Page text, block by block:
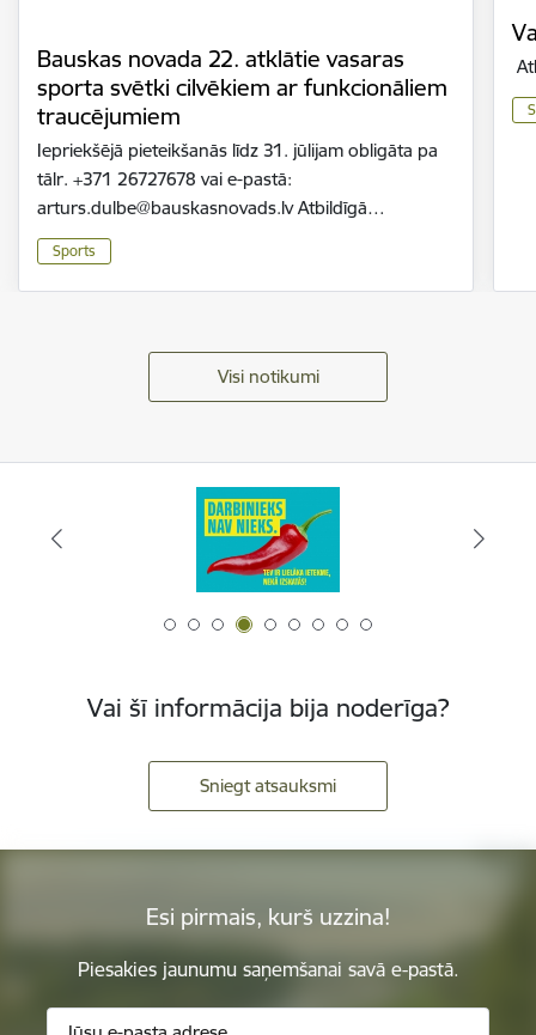
Bauskas novada 22. atklātie vasaras
sporta svētki cilvēkiem ar funkcionāliem
traucējumiem
Iepriekšējā pieteikšanās līdz 31. jūlijam obligāta pa
tālr. +371 26727678 vai e-pastā:
arturs.dulbe@bauskasnovads.lv Atbildīgā…
Sports
Visi notikumi
Vai šī informācija bija noderīga?
Sniegt atsauksmi
Esi pirmais, kurš uzzina!
Piesakies jaunumu saņemšanai savā e-pastā.